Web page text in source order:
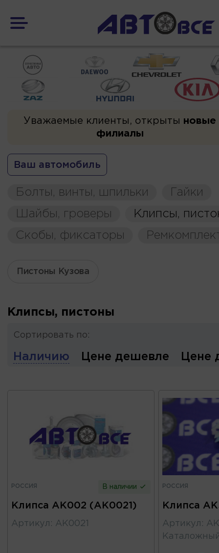
Уважаемые клиенты, открыты новые
филиалы
Ваш автомобиль
Болты, винты, шпильки
Гайки
Шайбы, гроверы
Клипсы,
Скобы, фиксаторы
Пистоны Кузова
Клипсы, пистоны
Сортировать по:
Наличию Цене дешевле Цене
РОССИЯ В наличии
Клипса AK002 (AK0021)
Артикул : AK0021
РОССИЯ
Клипса
Артикул :